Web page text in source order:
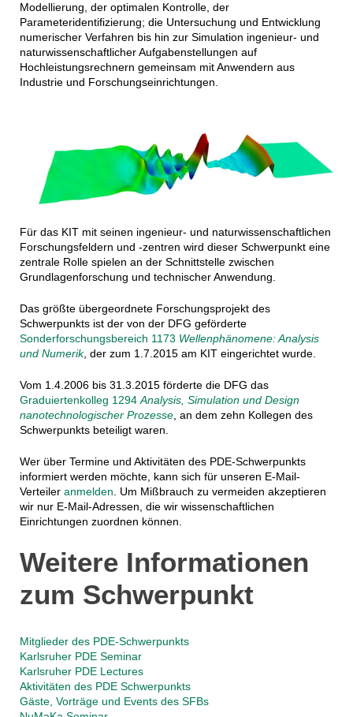
Modellierung, der optimalen Kontrolle, der
Parameteridentifizierung; die Untersuchung und Entwicklung
numerischer Verfahren bis hin zur Simulation ingenieur- und
naturwissenschaftlicher Aufgabenstellungen auf
Hochleistungsrechnern gemeinsam mit Anwendern aus
Industrie und Forschungseinrichtungen.
Für das KIT mit seinen ingenieur- und naturwissenschaftlichen
Forschungsfeldern und -zentren wird dieser Schwerpunkt eine
zentrale Rolle spielen an der Schnittstelle zwischen
Grundlagenforschung und technischer Anwendung.
Das größte übergeordnete Forschungsprojekt des
Schwerpunkts ist der von der DFG geförderte
Sonderforschungsbereich 1173 Wellenphänomene: Analysis
und Numerik, der zum 1.7.2015 am KIT eingerichtet wurde.
Vom 1.4.2006 bis 31.3.2015 förderte die DFG das
Graduiertenkolleg 1294 Analysis, Simulation und Design
nanotechnologischer Prozesse, an dem zehn Kollegen des
Schwerpunkts beteiligt waren.
Wer über Termine und Aktivitäten des PDE-Schwerpunkts
informiert werden möchte, kann sich für unseren E-Mail-
Verteiler anmelden . Um Mißbrauch zu vermeiden akzeptieren
wir nur E-Mail-Adressen, die wir wissenschaftlichen
Einrichtungen zuordnen können.
Weitere Informationen
zum Schwerpunkt
Mitglieder des PDE-Schwerpunkts
Karlsruher PDE Seminar
Karlsruher PDE Lectures
Aktivitäten des PDE Schwerpunkts
Gäste, Vorträge und Events des SFBs